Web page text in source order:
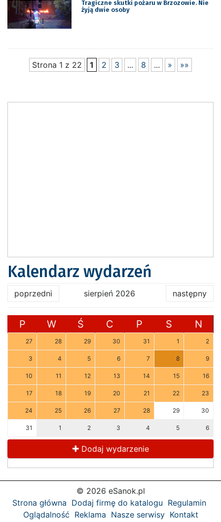
Tragiczne skutki pożaru w Brzozowie. Nie
żyją dwie osoby
Strona 1 z 22 1 2 3 ... 8 ... » »»
Kalendarz wydarzeń
poprzedni sierpień 2026 następny
P W Ś C P S N
27 28 29 30 31 1 2
3 4 5 6 7 8 9
10 11 12 13 14 15 16
17 18 19 20 21 22 23
24 25 26 27 28 29 30
31 1 2 3 4 5 6
Dodaj wydarzenie
© 2026 eSanok.pl
Strona główna Dodaj firmę do katalogu Regulamin
Oglądalność Reklama Nasze serwisy Kontakt